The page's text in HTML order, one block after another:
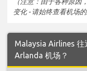
变化 - 请始终查看机场
Malaysia Airlines
Arlanda 机场？